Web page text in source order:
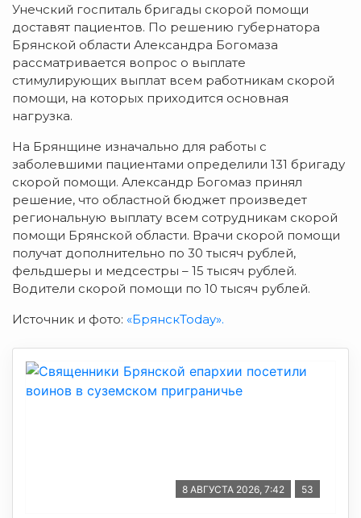
Унечский госпиталь бригады скорой помощи
доставят пациентов. По решению губернатора
Брянской области Александра Богомаза
рассматривается вопрос о выплате
стимулирующих выплат всем работникам скорой
помощи, на которых приходится основная
нагрузка.
На Брянщине изначально для работы с
заболевшими пациентами определили 131 бригаду
скорой помощи. Александр Богомаз принял
решение, что областной бюджет произведет
региональную выплату всем сотрудникам скорой
помощи Брянской области. Врачи скорой помощи
получат дополнительно по 30 тысяч рублей,
фельдшеры и медсестры – 15 тысяч рублей.
Водители скорой помощи по 10 тысяч рублей.
Источник и фото: «БрянскToday».
8 АВГУСТА 2026, 7:42 53